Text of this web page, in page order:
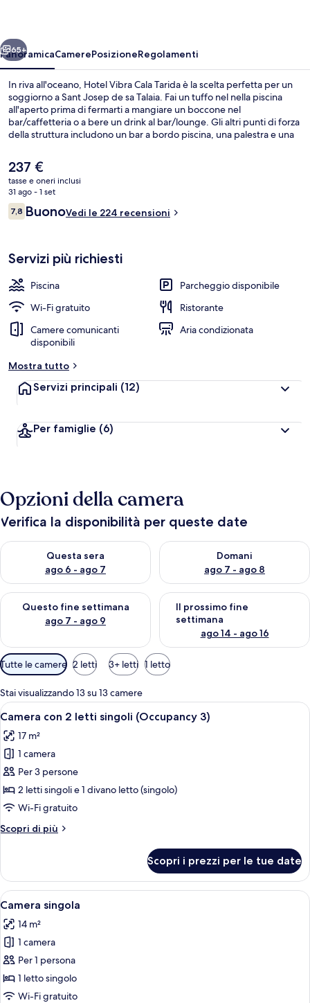
Avanti
65+
PanoramicaCamerePosizioneRegolamenti
In riva all'oceano, Hotel Vibra Cala Tarida è la scelta perfetta per un
soggiorno a Sant Josep de sa Talaia. Fai un tuffo nel nella piscina
all'aperto prima di fermarti a mangiare un boccone nel
bar/caffetteria o a bere un drink al bar/lounge. Gli altri punti di forza
della struttura includono un bar a bordo piscina, una palestra e una
Il
prezzo
attuale
è
237 €
237 €
tasse e oneri inclusi
31 ago - 1 set
Recensioni
7,87,8 su 10
BuonoVedi le 224 recensioni
Servizi più richiesti
Piscina
Parcheggio disponibile
Wi-Fi gratuito
Ristorante
Camere comunicanti
disponibili
Aria condizionata
Mostra tutto
Servizi principali (12)
Per famiglie (6)
Opzioni della camera
Verifica la disponibilità per queste date
Questa sera
ago 6 - ago 7
Verifica la disponibilità per questa sera, ago 6 - ago 7
Domani
ago 7 - ago 8
Verifica la disponibilità per
Questo fine settimana
ago 7 - ago 9
Verifica la disponibilità per questo fine settimana, ago 7 - ago
Il prossimo fine
settimana
ago 14 - ago 16
Verifica la disponibilità per il
Filtri
disponibili
per
le
camere
Tutte le camere 2 letti 3+ letti 1 letto
Stai visualizzando 13 su 13 camere
Apri
tutte
le
foto
per
Camera
con
letti
3)
Una camera d'albergo con due letti,
7
Camera con 2 letti singoli (Occupancy 3)
17 m²
1 camera
Per 3 persone
2 letti singoli e 1 divano letto (singolo)
Wi-Fi gratuito
Scopri di più
Altri
con
letti
(Occupancy
3)
Scopri i prezzi per le tue date
Apri
tutte
le
foto
per
Camera
singola
Una camera d'albergo moderna
4
Camera singola
14 m²
1 camera
Per 1 persona
1 letto singolo
Wi-Fi gratuito